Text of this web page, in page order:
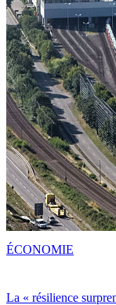
La « résilience
ÉCONOMIE